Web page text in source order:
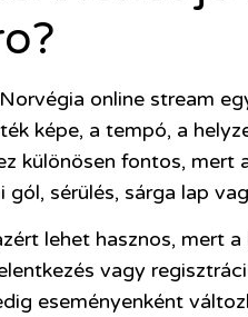
online stream
képe, a tempó, a
különösen fontos,
sérülés, sárga lap
lehet hasznos, mert
vagy
eseményenként